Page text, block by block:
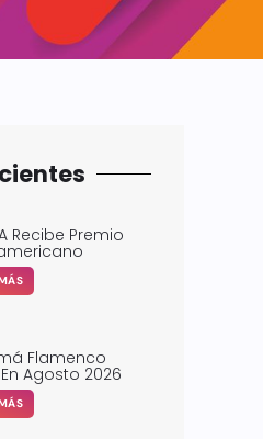
Recibe Premio
Flamenco
Agosto 2026